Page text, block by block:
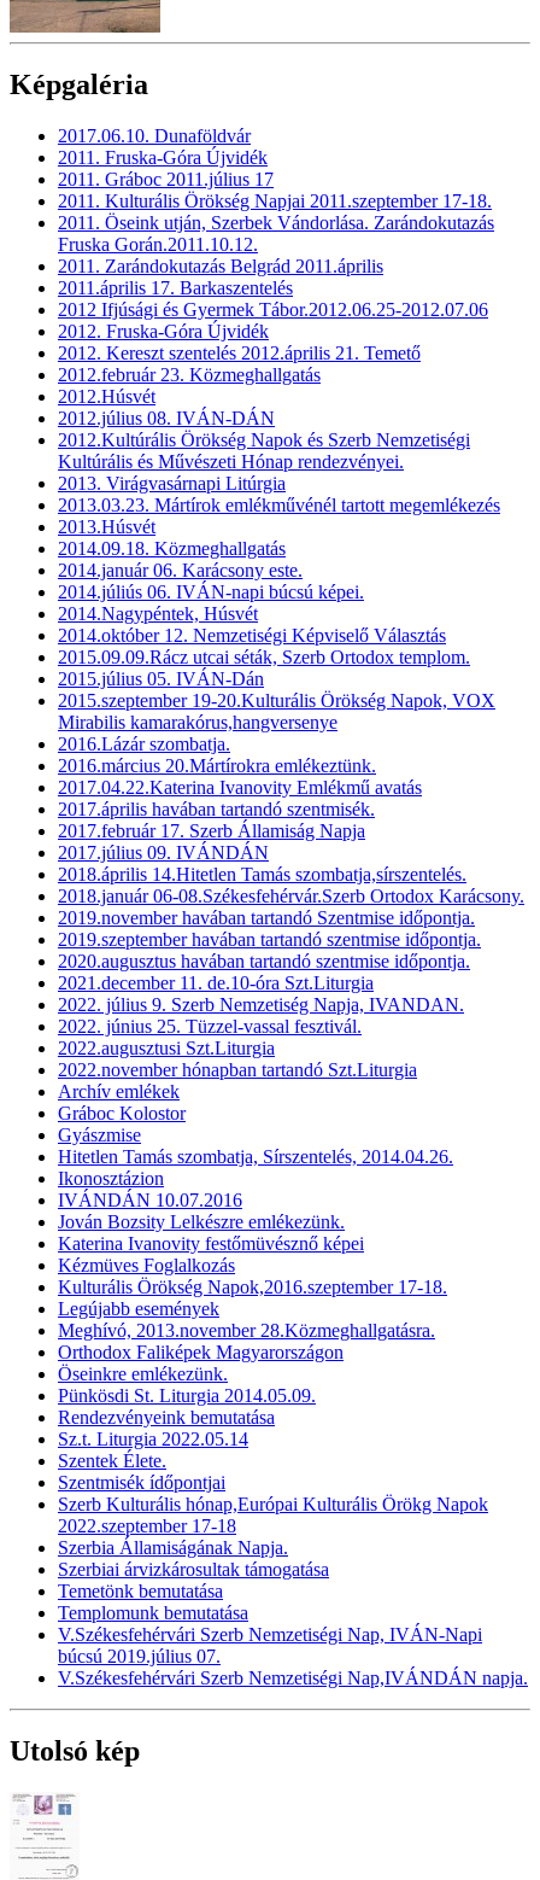
Képgaléria
2017.06.10. Dunaföldvár
2011. Fruska-Góra Újvidék
2011. Gráboc 2011.július 17
2011. Kulturális Örökség Napjai 2011.szeptember 17-18.
2011. Öseink utján, Szerbek Vándorlása. Zarándokutazás
Fruska Gorán.2011.10.12.
2011. Zarándokutazás Belgrád 2011.április
2011.április 17. Barkaszentelés
2012 Ifjúsági és Gyermek Tábor.2012.06.25-2012.07.06
2012. Fruska-Góra Újvidék
2012. Kereszt szentelés 2012.április 21. Temető
2012.február 23. Közmeghallgatás
2012.Húsvét
2012.július 08. IVÁN-DÁN
2012.Kultúrális Örökség Napok és Szerb Nemzetiségi
Kultúrális és Művészeti Hónap rendezvényei.
2013. Virágvasárnapi Litúrgia
2013.03.23. Mártírok emlékművénél tartott megemlékezés
2013.Húsvét
2014.09.18. Közmeghallgatás
2014.január 06. Karácsony este.
2014.júliús 06. IVÁN-napi búcsú képei.
2014.Nagypéntek, Húsvét
2014.október 12. Nemzetiségi Képviselő Választás
2015.09.09.Rácz utcai séták, Szerb Ortodox templom.
2015.július 05. IVÁN-Dán
2015.szeptember 19-20.Kulturális Örökség Napok, VOX
Mirabilis kamarakórus,hangversenye
2016.Lázár szombatja.
2016.március 20.Mártírokra emlékeztünk.
2017.04.22.Katerina Ivanovity Emlékmű avatás
2017.április havában tartandó szentmisék.
2017.február 17. Szerb Államiság Napja
2017.július 09. IVÁNDÁN
2018.április 14.Hitetlen Tamás szombatja,sírszentelés.
2018.január 06-08.Székesfehérvár.Szerb Ortodox Karácsony.
2019.november havában tartandó Szentmise időpontja.
2019.szeptember havában tartandó szentmise időpontja.
2020.augusztus havában tartandó szentmise időpontja.
2021.december 11. de.10-óra Szt.Liturgia
2022. július 9. Szerb Nemzetiség Napja, IVANDAN.
2022. június 25. Tüzzel-vassal fesztivál.
2022.augusztusi Szt.Liturgia
2022.november hónapban tartandó Szt.Liturgia
Archív emlékek
Gráboc Kolostor
Gyászmise
Hitetlen Tamás szombatja, Sírszentelés, 2014.04.26.
Ikonosztázion
IVÁNDÁN 10.07.2016
Jován Bozsity Lelkészre emlékezünk.
Katerina Ivanovity festőmüvésznő képei
Kézmüves Foglalkozás
Kulturális Örökség Napok,2016.szeptember 17-18.
Legújabb események
Meghívó, 2013.november 28.Közmeghallgatásra.
Orthodox Faliképek Magyarországon
Öseinkre emlékezünk.
Pünkösdi St. Liturgia 2014.05.09.
Rendezvényeink bemutatása
Sz.t. Liturgia 2022.05.14
Szentek Élete.
Szentmisék ídőpontjai
Szerb Kulturális hónap,Európai Kulturális Örökg Napok
2022.szeptember 17-18
Szerbia Államiságának Napja.
Szerbiai árvizkárosultak támogatása
Temetönk bemutatása
Templomunk bemutatása
V.Székesfehérvári Szerb Nemzetiségi Nap, IVÁN-Napi
búcsú 2019.július 07.
V.Székesfehérvári Szerb Nemzetiségi Nap,IVÁNDÁN napja.
Utolsó kép